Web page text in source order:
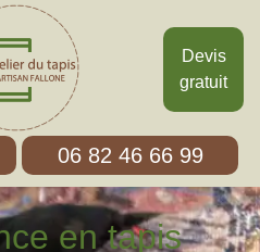
Devis
gratuit
06 82 46 66 99
en tapis